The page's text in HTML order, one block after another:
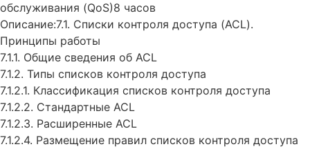
обслуживания (QoS)8 часов
Описание:7.1. Списки контроля доступа (ACL).
Принципы работы
7.1.1. Общие сведения об ACL
7.1.2. Типы списков контроля доступа
7.1.2.1. Классификация списков контроля доступа
7.1.2.2. Стандартные ACL
7.1.2.3. Расширенные ACL
7.1.2.4. Размещение правил списков контроля доступа